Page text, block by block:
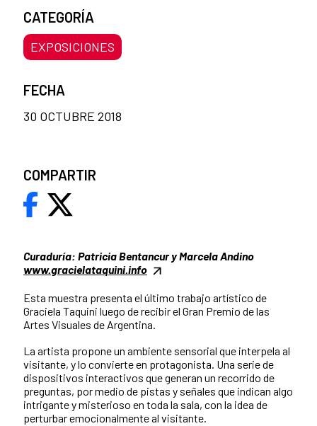
Curaduría: Patricia Bentancur y Marcela Andino
www.gracielataquini.info
Esta muestra presenta el último trabajo artístico de
Graciela Taquini luego de recibir el Gran Premio de las
Artes Visuales de Argentina.
La artista propone un ambiente sensorial que interpela al
visitante, y lo convierte en protagonista. Una serie de
dispositivos interactivos que generan un recorrido de
preguntas, por medio de pistas y señales que indican algo
intrigante y misterioso en toda la sala, con la idea de
perturbar emocionalmente al visitante.
CATEGORÍA
EXPOSICIONES
FECHA
30 OCTUBRE 2018
COMPARTIR